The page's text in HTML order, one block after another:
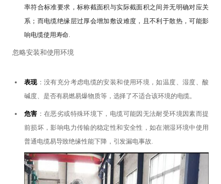
率符合标准要求，标称截面积与实际截面积之间并无明确对应关
系；而电缆绝缘层过厚会增加敷设难度，且不利于散热，可能影
响电缆使用寿命.
忽略安装和使用环境
表现：没有充分考虑电缆的安装和使用环境，如温度、湿度、酸
碱度、是否有易燃易爆物质等，选择了不适合该环境的电缆。
危害 ：在恶劣或特殊环境下，电缆可能因无法耐受环境因素而提
前损坏，影响电力传输的稳定性和安全性，如在潮湿环境中使用
普通电缆易导致绝缘性能下降，引发漏电事故.